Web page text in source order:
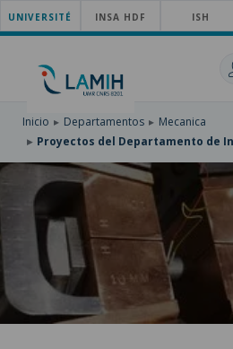
SKIP
TO
NAVIGATION
PASAR
CONTENIDO
PRINCIPAL
SKIP
UNIVERSITÉ INSA HDF ISH
Inicio Departamentos
Mecanica
Proyectos del Departamento de